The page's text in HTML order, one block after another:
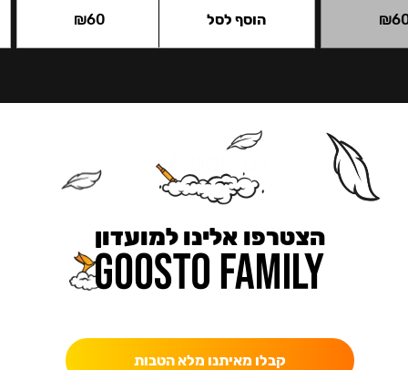
₪
₪60 הוסף לסל
הצטרפו אלינו למועדון
קבלו מאיתנו מלא הטבות